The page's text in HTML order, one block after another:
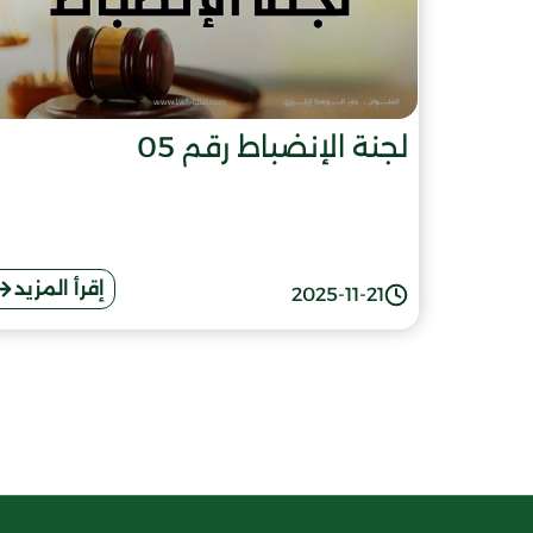
لجنة الإنضباط رقم 05
2025-11-21 إقرأ المزيد